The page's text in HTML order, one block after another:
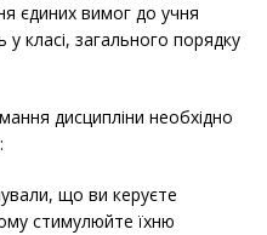
єдиних вимог до учня
класі, загального порядку
дисципліни необхідно
що ви керуєте
стимулюйте їхню